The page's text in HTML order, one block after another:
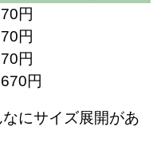
円
円
円
円
にサイズ展開があ